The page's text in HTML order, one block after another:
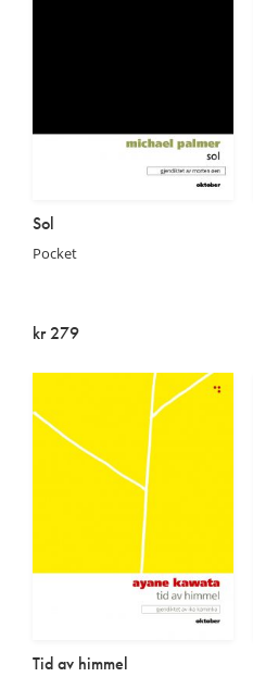
Sol
Pocket
kr 279
Tid av himmel